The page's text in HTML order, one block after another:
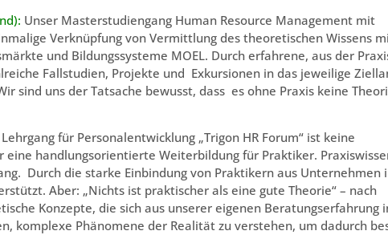
Unser Masterstudiengang Human Resource Management mit
Verknüpfung von Vermittlung des theoretischen Wissens
und Bildungssysteme MOEL. Durch erfahrene, aus der
Fallstudien, Projekte und Exkursionen in das jeweilige
sind uns der Tatsache bewusst, dass es ohne Praxis keine
für Personalentwicklung „Trigon HR Forum“ ist keine
handlungsorientierte Weiterbildung für Praktiker.
Durch die starke Einbindung von Praktikern aus Unternehmen
Aber: „Nichts ist praktischer als eine gute Theorie“ – nach
Konzepte, die sich aus unserer eigenen Beratungserfahrung
komplexe Phänomene der Realität zu verstehen, um dadurch